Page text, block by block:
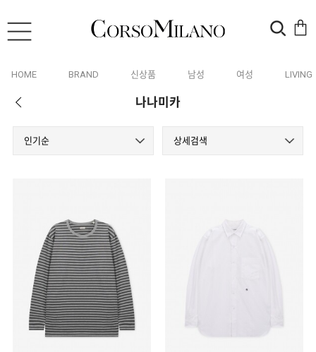
HOME BRAND 신상품 남성 여성 LIVING
나나미카
인기순 상세검색